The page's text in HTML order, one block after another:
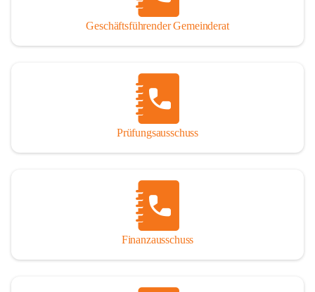
Geschäftsführender Gemeinderat
Prüfungsausschuss
Finanzausschuss